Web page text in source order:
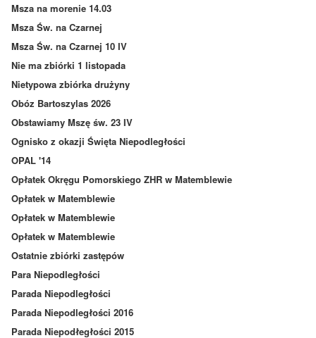
Msza na morenie 14.03
Msza Św. na Czarnej
Msza Św. na Czarnej 10 IV
Nie ma zbiórki 1 listopada
Nietypowa zbiórka drużyny
Obóz Bartoszylas 2026
Obstawiamy Mszę św. 23 IV
Ognisko z okazji Święta Niepodległości
OPAL '14
Opłatek Okręgu Pomorskiego ZHR w Matemblewie
Opłatek w Matemblewie
Opłatek w Matemblewie
Opłatek w Matemblewie
Ostatnie zbiórki zastępów
Para Niepodległości
Parada Niepodległości
Parada Niepodległości 2016
Parada Niepodłegłości 2015